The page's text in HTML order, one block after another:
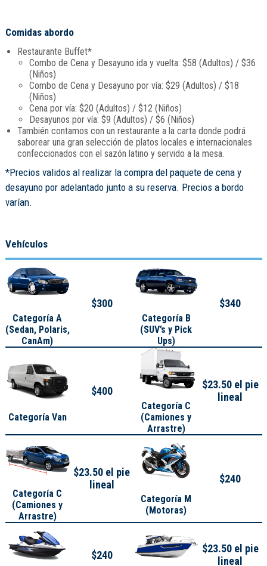
Comidas abordo
Restaurante Buffet*
Combo de Cena y Desayuno ida y vuelta: $58 (Adultos) / $36
(Niños)
Combo de Cena y Desayuno por vía: $29 (Adultos) / $18
(Niños)
Cena por vía: $20 (Adultos) / $12 (Niños)
Desayunos por vía: $9 (Adultos) / $6 (Niños)
También contamos con un restaurante a la carta donde podrá
saborear una gran selección de platos locales e internacionales
confeccionados con el sazón latino y servido a la mesa.
*Precios validos al realizar la compra del paquete de cena y
desayuno por adelantado junto a su reserva. Precios a bordo
varían.
Vehículos
Categoría A
(Sedan, Polaris,
CanAm)
$300
Categoría B
(SUV’s y Pick
Ups)
$340
Categoría Van
$400
Categoría C
(Camiones y
Arrastre)
$23.50 el pie
lineal
Categoría C
(Camiones y
Arrastre)
$23.50 el pie
lineal
Categoría M
(Motoras)
$240
$240
$23.50 el pie
lineal